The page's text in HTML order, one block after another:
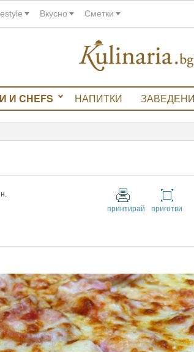
Вкусно Сметки
И CHEFS НАПИТКИ
принтирай приготви